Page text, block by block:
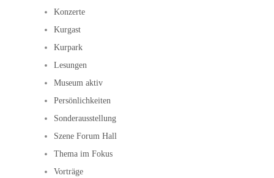
Konzerte
Kurgast
Kurpark
Lesungen
Museum aktiv
Persönlichkeiten
Sonderausstellung
Szene Forum Hall
Thema im Fokus
Vorträge